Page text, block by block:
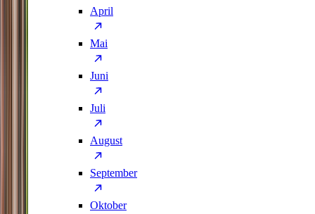
April
Mai
Juni
Juli
August
September
Oktober